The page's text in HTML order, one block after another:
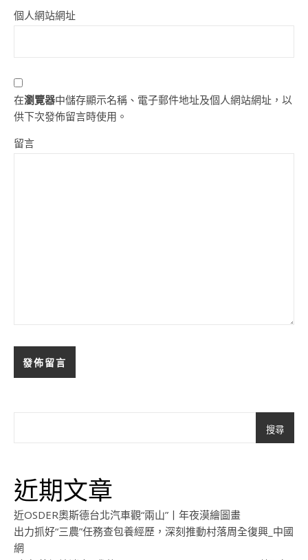
個人網站網址
在瀏覽器中儲存顯示名稱、電子郵件地址及個人網站網址，以
供下次發佈留言時使用。
留言
搜尋
近期文章
近OSDER奧斯德台北汽車觀“兩山”丨年夜漠繪圖畫
出力抓好“三農”任務查包養經歷，深刻推動村落周全復興_中國
網